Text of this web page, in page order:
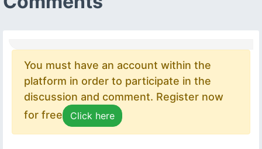
You must have an account within the
platform in order to participate in the
discussion and comment. Register now
for free
Click here